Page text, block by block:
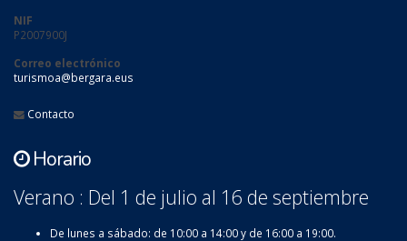
NIF
P2007900J
Correo electrónico
turismoa@bergara.eus
Contacto
Horario
Verano : Del 1 de julio al 16 de septiembre
De lunes a sábado: de 10:00 a 14:00 y de 16:00 a 19:00.